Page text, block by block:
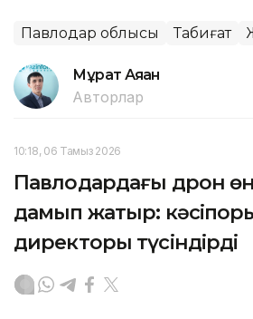
Павлодар облысы Табиғат
Мұрат Аяған
Авторлар
10:18, 06 Тамыз 2026
Павлодардағы дрон
дамып жатыр:
директоры түсіндірді